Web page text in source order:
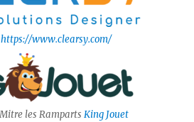
https://www.clearsy.com/
les Ramparts King Jouet